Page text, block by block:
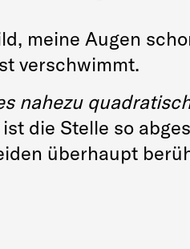
meine Augen
verschwimmt.
nahezu
die Stelle so
überhaupt